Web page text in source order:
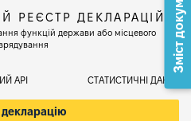
РЕЄСТР ДЕКЛАРАЦІЙ
функцій держави або місцевого
АРІ СТАТИСТИЧНІ ДАНІ
Зміст документа